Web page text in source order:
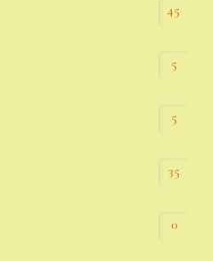
45
5
5
35
0